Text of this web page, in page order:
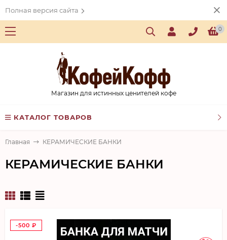
Полная версия сайта
0
Магазин для истинных ценителей кофе
КАТАЛОГ ТОВАРОВ
Главная КЕРАМИЧЕСКИЕ БАНКИ
КЕРАМИЧЕСКИЕ БАНКИ
-500 ₽